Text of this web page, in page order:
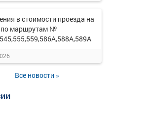
в стоимости проезда на
по маршрутам №
Все новости »